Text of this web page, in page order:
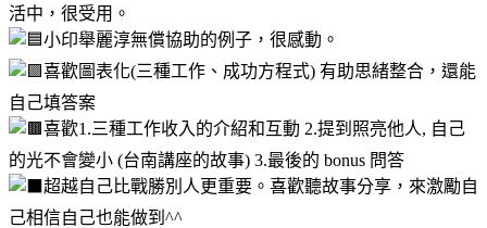
活中，很受用。
小印舉麗淳無償協助的例子，很感動。
喜歡圖表化(三種工作、成功方程式) 有助思緒整合，還能
自己填答案
喜歡1.三種工作收入的介紹和互動 2.提到照亮他人, 自己
的光不會變小 (台南講座的故事) 3.最後的 bonus 問答
超越自己比戰勝別人更重要。喜歡聽故事分享，來激勵自
己相信自己也能做到^^